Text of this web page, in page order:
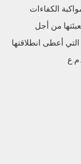
الكفاءات
من أجل
أعطى انطلاقتها